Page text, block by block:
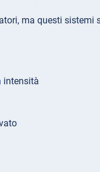
ma questi sistemi
intensità